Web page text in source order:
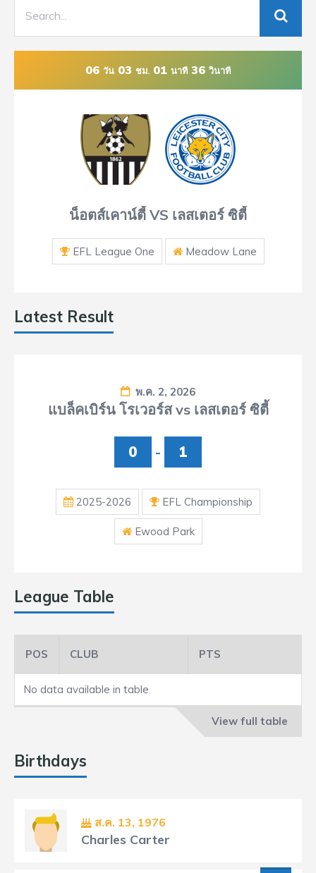
06 วัน 03 ชม. 01 นาที 36 วินาที
น็อตส์เคาน์ตี้ VS เลสเตอร์ ซิตี้
EFL League One Meadow Lane
Latest Result
พ.ค. 2, 2026
แบล็คเบิร์น โรเวอร์ส vs เลสเตอร์ ซิตี้
0 - 1
2025-2026 EFL Championship
Ewood Park
League Table
POS CLUB PTS
No data available in table
View full table
Birthdays
ส.ค. 13, 1976
Charles Carter